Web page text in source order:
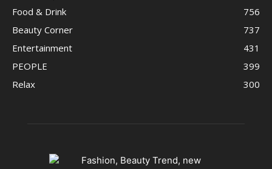
Food & Drink
756
Beauty Corner
737
Entertainment
431
PEOPLE
399
Relax
300